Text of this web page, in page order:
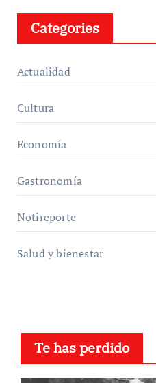
Categories
Actualidad
Cultura
Economía
Gastronomía
Notireporte
Salud y bienestar
Te has perdido